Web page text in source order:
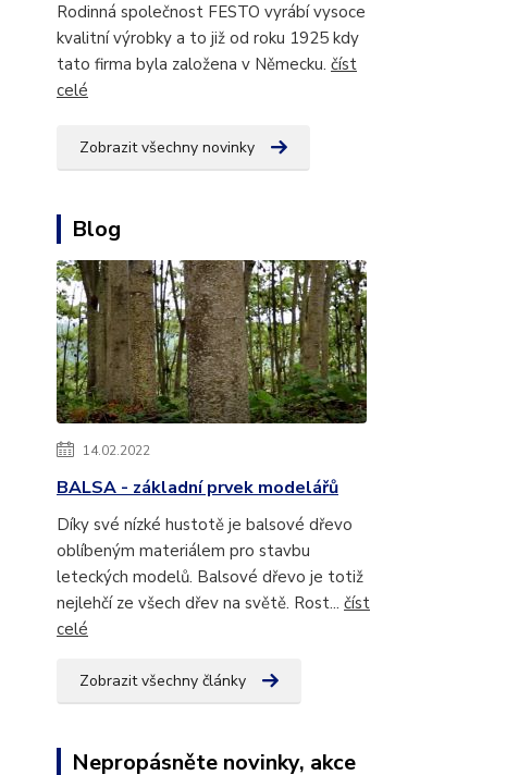
Rodinná společnost FESTO vyrábí vysoce
kvalitní výrobky a to již od roku 1925 kdy
tato firma byla založena v Německu. číst
celé
Zobrazit všechny novinky
Blog
14.02.2022
BALSA - základní prvek modelářů
Díky své nízké hustotě je balsové dřevo
oblíbeným materiálem pro stavbu
leteckých modelů. Balsové dřevo je totiž
nejlehčí ze všech dřev na světě. Rost... číst
celé
Zobrazit všechny články
Nepropásněte novinky, akce